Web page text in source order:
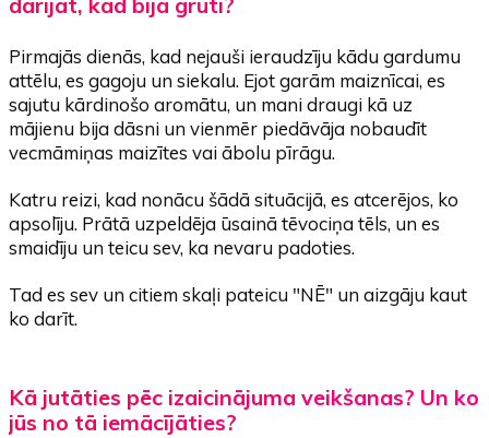
Pirmajās dienās, kad nejauši ieraudzīju kādu gardumu
attēlu, es gagoju un siekalu. Ejot garām maiznīcai, es
sajutu kārdinošo aromātu, un mani draugi kā uz
mājienu bija dāsni un vienmēr piedāvāja nobaudīt
vecmāmiņas maizītes vai ābolu pīrāgu.
Katru reizi, kad nonācu šādā situācijā, es atcerējos, ko
apsolīju. Prātā uzpeldēja ūsainā tēvociņa tēls, un es
smaidīju un teicu sev, ka nevaru padoties.
Tad es sev un citiem skaļi pateicu "NĒ" un aizgāju kaut
ko darīt.
Kā jutāties pēc izaicinājuma veikšanas? Un ko
jūs no tā iemācījāties?